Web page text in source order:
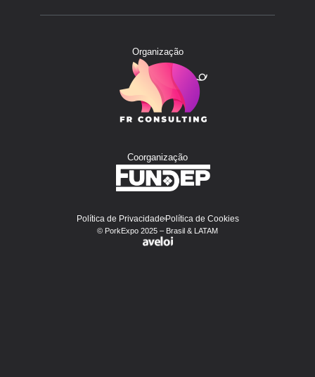
Organização
Coorganização
Política de PrivacidadePolítica de Cookies
© PorkExpo 2025 – Brasil & LATAM